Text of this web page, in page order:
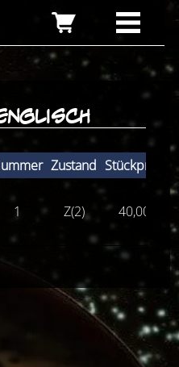
Zustand Stückpreis
1 Z(2) 40,00